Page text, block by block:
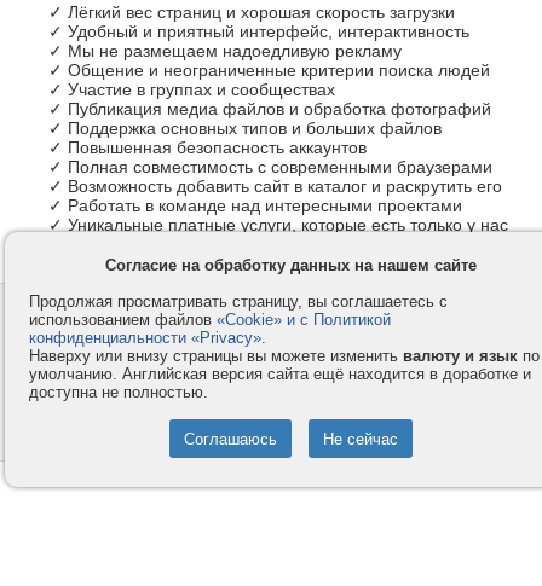
✓ Лёгкий вес страниц и хорошая скорость загрузки
✓ Удобный и приятный интерфейс, интерактивность
✓ Мы не размещаем надоедливую рекламу
✓ Общение и неограниченные критерии поиска людей
✓ Участие в группах и сообществах
✓ Публикация медиа файлов и обработка фотографий
✓ Поддержка основных типов и больших файлов
✓ Повышенная безопасность аккаунтов
✓ Полная совместимость с современными браузерами
✓ Возможность добавить сайт в каталог и раскрутить его
✓ Работать в команде над интересными проектами
✓ Уникальные платные услуги, которые есть только у нас
Контакты
Компания
Privacy и Cookie
Услуги
Как оплатить
Помощь
© 2008-2026
- Все права защищены.
Согласие на обработку данных на нашем сайте
Продолжая просматривать страницу, вы соглашаетесь с
использованием файлов «Cookie» и с Политикой
конфиденциальности «Privacy».
Наверху или внизу страницы вы можете изменить валюту и язык по
умолчанию. Английская версия сайта ещё находится в доработке и
доступна не полностью.